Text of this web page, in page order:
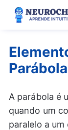
Pular
para
A parábola é
quando um
paralelo a